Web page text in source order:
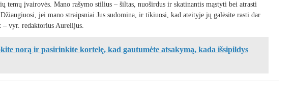
temų įvairovės. Mano rašymo stilius – šiltas, nuoširdus ir skatinantis mąstyti bei atrasti
jei mano straipsniai Jus sudomina, ir tikiuosi, kad ateityje jų galėsite rasti dar
– vyr. redaktorius Aurelijus.
norą ir pasirinkite kortelę, kad gautumėte atsakymą, kada išsipildys